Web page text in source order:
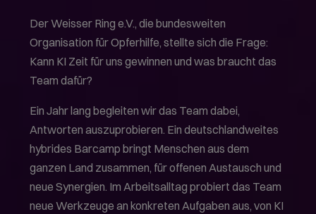
Der Weisser Ring e.V., die bundesweiten
Organisation für Opferhilfe, stellte sich die Frage:
Kann KI Zeit für uns gewinnen und was braucht das
Team dafür?
Ein Jahr lang begleiten wir das Team dabei,
Antworten auszuprobieren. Ein deutschlandweites
hybrides Barcamp bringt Menschen aus dem
ganzen Land zusammen, für offenen Austausch und
neue Synergien. Im Arbeitsalltag probiert das Team
neue Werkzeuge an konkreten Aufgaben aus, von KI